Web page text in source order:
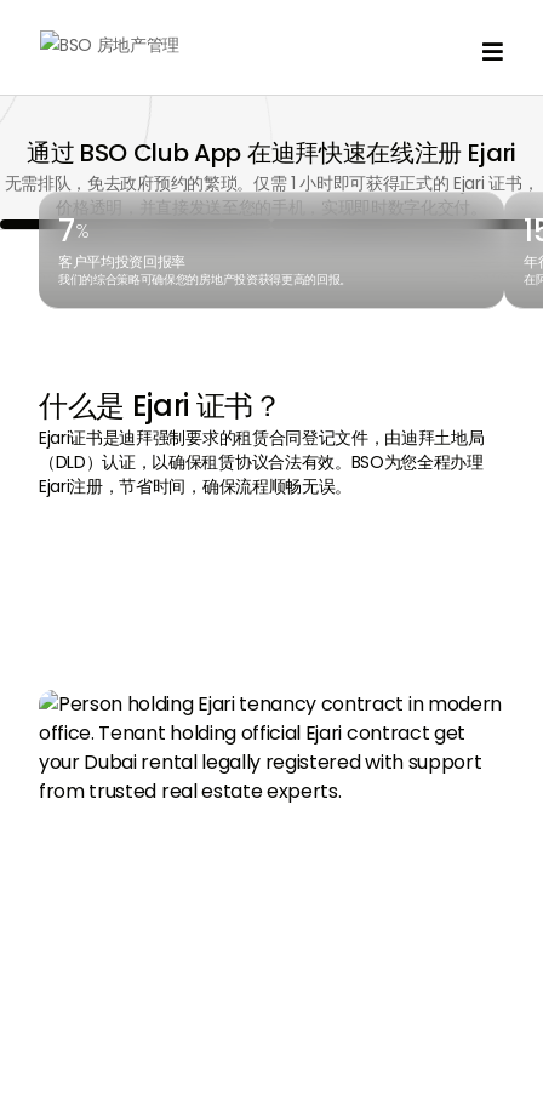

通过 BSO Club App 在迪拜快速在线注册 Ejari
无需排队，免去政府预约的繁琐。仅需 1 小时即可获得正式的 Ejari 证书，
价格透明，并直接发送至您的手机，实现即时数字化交付。
7%
客户平均投资回报率
我们的综合策略可确保您的房地产投资获得更高的回报。
年
在
1小时
什么是 Ejari 证书？
Ejari证书是迪拜强制要求的租赁合同登记文件，由迪拜土地局
（DLD）认证，以确保租赁协议合法有效。BSO为您全程办理
Ejari注册，节省时间，确保流程顺畅无误。